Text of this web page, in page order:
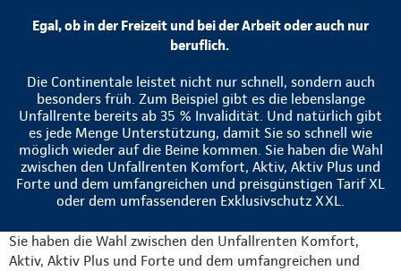
Egal, ob in der Freizeit und bei der Arbeit oder auch nur
beruflich.
Die Continentale leistet nicht nur schnell, sondern auch
besonders früh. Zum Beispiel gibt es die lebenslange
Unfallrente bereits ab 35 % Invalidität. Und natürlich gibt
es jede Menge Unterstützung, damit Sie so schnell wie
möglich wieder auf die Beine kommen. Sie haben die Wahl
zwischen den Unfallrenten Komfort, Aktiv, Aktiv Plus und
Forte und dem umfangreichen und preisgünstigen Tarif XL
oder dem umfassenderen Exklusivschutz XXL.
Sie haben die Wahl zwischen den Unfallrenten Komfort,
Aktiv, Aktiv Plus und Forte und dem umfangreichen und